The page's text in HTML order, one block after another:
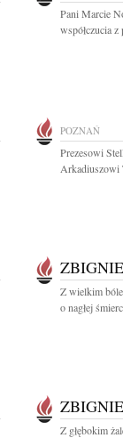
Pani Marcie
współczucia
POZNAŃ
Prezesowi
Arkadiuszowi
Z wielkim
o nagłej
Z głębokim